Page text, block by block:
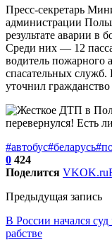
Пресс-секретарь
администрации
результате аварии в
Среди них — 12
водитель пожарного
спасательных служб.
уточнил
#автобус#беларусь
0 424
Поделится VKOK.ru
Предыдущая запись
В России начался
рабстве